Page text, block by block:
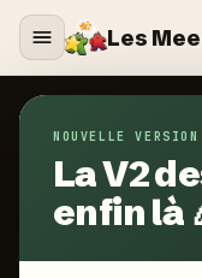
Les
NOUVELLE VERSION
La V2
enfin là
Jeux/La Fin Des
2022·GIGAMIC